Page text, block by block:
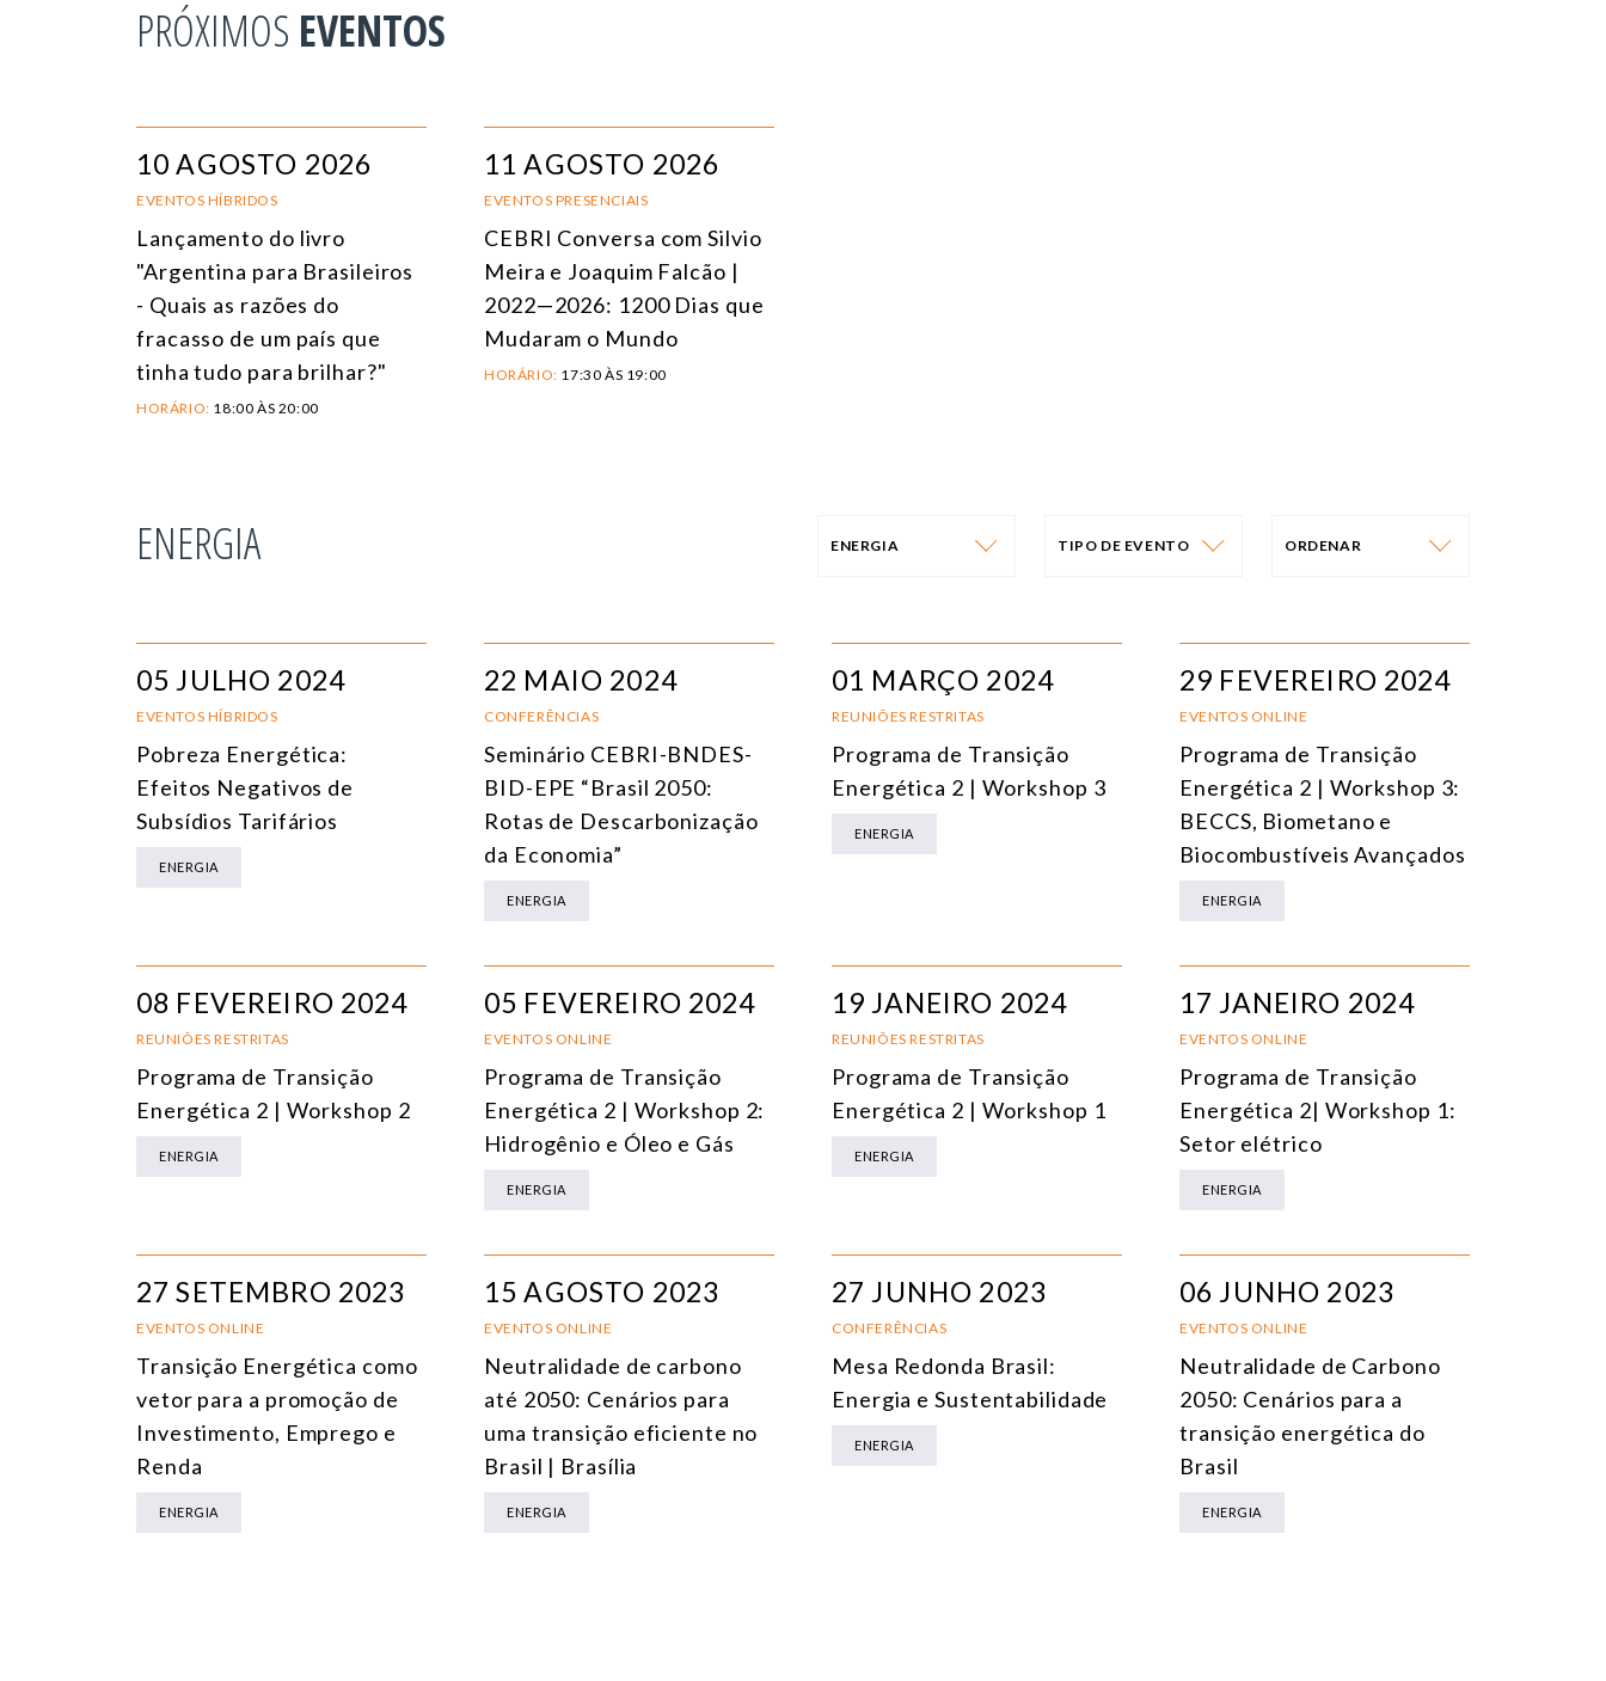
PRÓXIMOS EVENTOS
10 AGOSTO 2026
EVENTOS HÍBRIDOS
Lançamento do livro
"Argentina para Brasileiros
- Quais as razões do
fracasso de um país que
tinha tudo para brilhar?"
HORÁRIO: 18:00 ÀS 20:00
11 AGOSTO 2026
EVENTOS PRESENCIAIS
CEBRI Conversa com Silvio
Meira e Joaquim Falcão |
2022—2026: 1200 Dias que
Mudaram o Mundo
HORÁRIO: 17:30 ÀS 19:00
ENERGIA ENERGIA
AMÉRICA DO SUL
ÁSIA
CULTURA E RELAÇÕES INTERNACIONAIS
TECNOLOGIA E TRANSFORMAÇÃO DIGITAL
TIPO DE EVENTO
CONFERÊNCIAS
CURSO PRESENCIAL
TODOS OS EVENTOS
ORDENAR
TEMA
05 JULHO 2024
EVENTOS HÍBRIDOS
Pobreza Energética:
Efeitos Negativos de
Subsídios Tarifários
ENERGIA
22 MAIO 2024
CONFERÊNCIAS
Seminário CEBRI-BNDES-
BID-EPE “Brasil 2050:
Rotas de Descarbonização
da Economia”
ENERGIA
01 MARÇO 2024
REUNIÕES RESTRITAS
Programa de Transição
Energética 2 | Workshop 3
ENERGIA
29 FEVEREIRO 2024
EVENTOS ONLINE
Programa de Transição
Energética 2 | Workshop 3:
BECCS, Biometano e
Biocombustíveis Avançados
ENERGIA
08 FEVEREIRO 2024
REUNIÕES RESTRITAS
Programa de Transição
Energética 2 | Workshop 2
ENERGIA
05 FEVEREIRO 2024
EVENTOS ONLINE
Programa de Transição
Energética 2 | Workshop 2:
Hidrogênio e Óleo e Gás
ENERGIA
19 JANEIRO 2024
REUNIÕES RESTRITAS
Programa de Transição
Energética 2 | Workshop 1
ENERGIA
17 JANEIRO 2024
EVENTOS ONLINE
Programa de Transição
Energética 2| Workshop 1:
Setor elétrico
ENERGIA
27 SETEMBRO 2023
EVENTOS ONLINE
Transição Energética como
vetor para a promoção de
Investimento, Emprego e
Renda
ENERGIA
15 AGOSTO 2023
EVENTOS ONLINE
Neutralidade de carbono
até 2050: Cenários para
uma transição eficiente no
Brasil | Brasília
ENERGIA
27 JUNHO 2023
CONFERÊNCIAS
Mesa Redonda Brasil:
Energia e Sustentabilidade
ENERGIA
06 JUNHO 2023
EVENTOS ONLINE
Neutralidade de Carbono
2050: Cenários para a
transição energética do
Brasil
ENERGIA